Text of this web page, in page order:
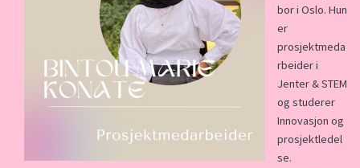
bor i Oslo. Hun
er
prosjektmeda
rbeider i
Jenter & STEM
og studerer
Innovasjon og
prosjektledel
se.